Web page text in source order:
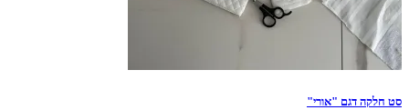
סט חלקה דגם "אורי"